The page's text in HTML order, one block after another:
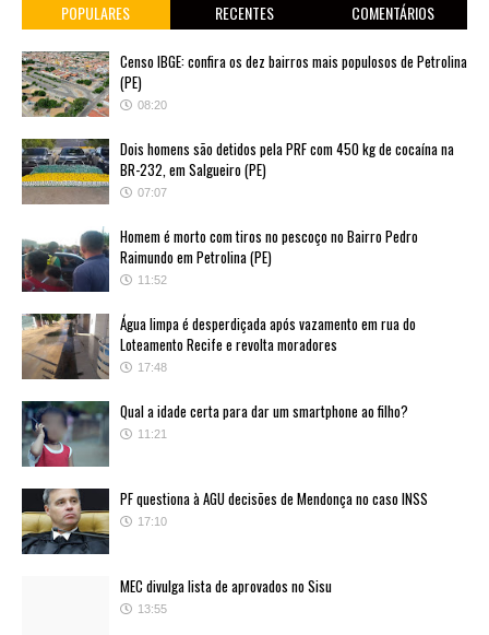
POPULARES RECENTES COMENTÁRIOS
Censo IBGE: confira os dez bairros mais populosos de Petrolina
(PE)
08:20
Dois homens são detidos pela PRF com 450 kg de cocaína na
BR-232, em Salgueiro (PE)
07:07
Homem é morto com tiros no pescoço no Bairro Pedro
Raimundo em Petrolina (PE)
11:52
Água limpa é desperdiçada após vazamento em rua do
Loteamento Recife e revolta moradores
17:48
Qual a idade certa para dar um smartphone ao filho?
11:21
PF questiona à AGU decisões de Mendonça no caso INSS
17:10
MEC divulga lista de aprovados no Sisu
13:55